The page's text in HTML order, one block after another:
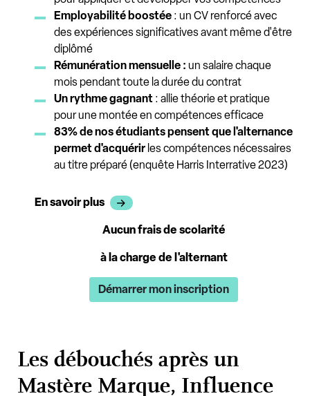
Employabilité boostée : un CV renforcé avec
des expériences significatives avant même d'être
diplômé
Rémunération mensuelle : un salaire chaque
mois pendant toute la durée du contrat
Un rythme gagnant : allie théorie et pratique
pour une montée en compétences efficace
83% de nos étudiants pensent que l'alternance
permet d'acquérir les compétences nécessaires
au titre préparé (enquête Harris Interrative 2023)
En savoir plus
Aucun frais de scolarité
à la charge de l'alternant
Démarrer mon inscription
Les débouchés après un
Mastère Marque, Influence